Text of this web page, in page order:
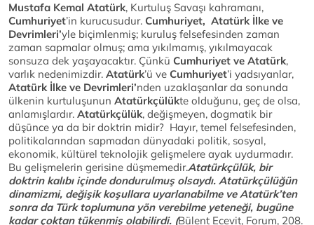
Mustafa Kemal Atatürk, Kurtuluş Savaşı kahramanı,
Cumhuriyet’in kurucusudur. Cumhuriyet, Atatürk İlke ve
Devrimleri’yle biçimlenmiş; kuruluş felsefesinden zaman
zaman sapmalar olmuş; ama yıkılmamış, yıkılmayacak
sonsuza dek yaşayacaktır. Çünkü Cumhuriyet ve Atatürk,
varlık nedenimizdir. Atatürk’ü ve Cumhuriyet’i yadsıyanlar,
Atatürk İlke ve Devrimleri’nden uzaklaşanlar da sonunda
ülkenin kurtuluşunun Atatürkçülükte olduğunu, geç de olsa,
anlamışlardır. Atatürkçülük, değişmeyen, dogmatik bir
düşünce ya da bir doktrin midir? Hayır, temel felsefesinden,
politikalarından sapmadan dünyadaki politik, sosyal,
ekonomik, kültürel teknolojik gelişmelere ayak uydurmadır.
Bu gelişmelerin gerisine düşmemedir.Atatürkçülük, bir
doktrin kalıbı içinde dondurulmuş olsaydı. Atatürkçülüğün
dinamizmi, değişik koşullara uyarlanabilme ve Atatürk’ten
sonra da Türk toplumuna yön verebilme yeteneği, bugüne
kadar çoktan tükenmiş olabilirdi. (Bülent Ecevit, Forum, 208.